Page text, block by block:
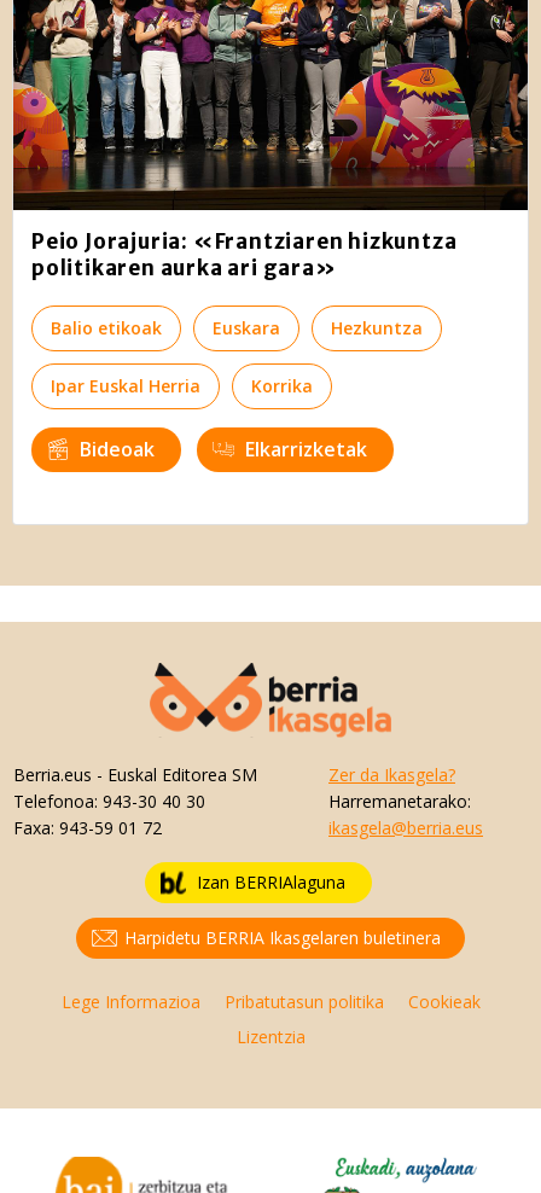
Peio Jorajuria: «Frantziaren hizkuntza
politikaren aurka ari gara»
Balio etikoak Euskara Hezkuntza
Ipar Euskal Herria Korrika
Bideoak Elkarrizketak
Berria.eus - Euskal Editorea SM
Telefonoa: 943-30 40 30
Faxa: 943-59 01 72
Zer da Ikasgela?
Harremanetarako:
ikasgela@berria.eus
Izan BERRIAlaguna
Harpidetu BERRIA Ikasgelaren buletinera
Lege Informazioa Pribatutasun politika
Cookieak
Lizentzia